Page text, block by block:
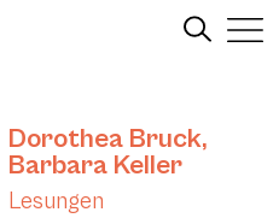
Dorothea Bruck,
Barbara Keller
Lesungen